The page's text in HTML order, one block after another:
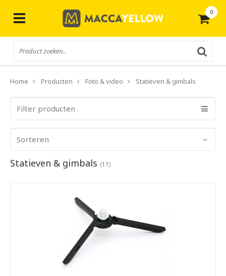
0
Home Producten Foto & video Statieven & gimbals
Filter producten
Sorteren
Statieven & gimbals (11)